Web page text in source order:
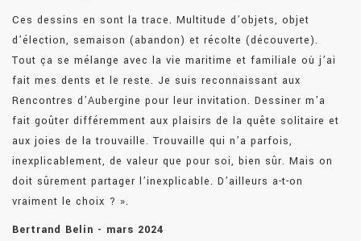
Ces dessins en sont la trace. Multitude d’objets, objet
d’élection, semaison (abandon) et récolte (découverte).
Tout ça se mélange avec la vie maritime et familiale où j’ai
fait mes dents et le reste. Je suis reconnaissant aux
Rencontres d’Aubergine pour leur invitation. Dessiner m’a
fait goûter différemment aux plaisirs de la quête solitaire et
aux joies de la trouvaille. Trouvaille qui n’a parfois,
inexplicablement, de valeur que pour soi, bien sûr. Mais on
doit sûrement partager l’inexplicable. D’ailleurs a-t-on
vraiment le choix ? ».
Bertrand Belin - mars 2024